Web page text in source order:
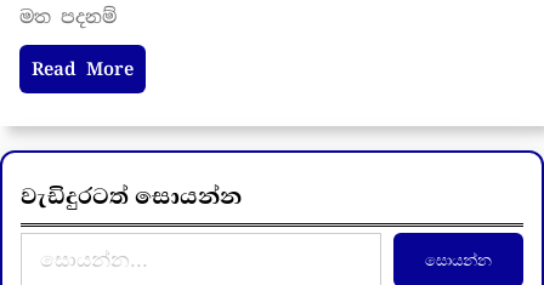
මත පදනම්
Read More
වැඩිදුරටත් සොයන්න
සොයන්න